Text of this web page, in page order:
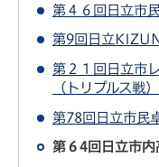
第４６回日立市
第9回日立
第２１回日立市
（トリプルス戦）
第78回日立市民
第６4回日立市